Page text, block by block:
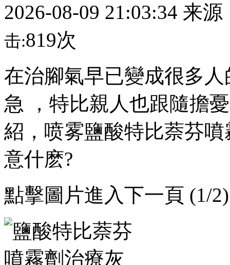
2026-08-09 21:03:34 来源
击:819次
在治腳氣早已變成很多人
急 ，特比親人也跟隨擔憂
紹，喷雾鹽酸特比萘
意什麽?
點擊圖片進入下一頁 (1/2)